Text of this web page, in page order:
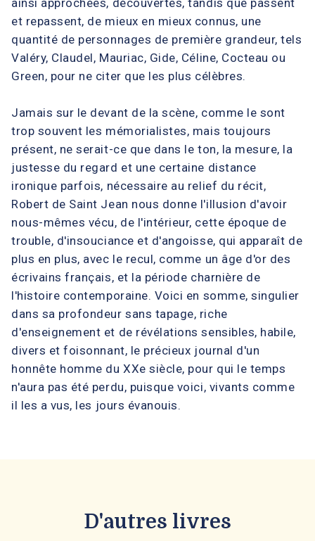
ainsi approchées, découvertes, tandis que passent
et repassent, de mieux en mieux connus, une
quantité de personnages de première grandeur, tels
Valéry, Claudel, Mauriac, Gide, Céline, Cocteau ou
Green, pour ne citer que les plus célèbres.
Jamais sur le devant de la scène, comme le sont
trop souvent les mémorialistes, mais toujours
présent, ne serait-ce que dans le ton, la mesure, la
justesse du regard et une certaine distance
ironique parfois, nécessaire au relief du récit,
Robert de Saint Jean nous donne l'illusion d'avoir
nous-mêmes vécu, de l'intérieur, cette époque de
trouble, d'insouciance et d'angoisse, qui apparaît de
plus en plus, avec le recul, comme un âge d'or des
écrivains français, et la période charnière de
l'histoire contemporaine. Voici en somme, singulier
dans sa profondeur sans tapage, riche
d'enseignement et de révélations sensibles, habile,
divers et foisonnant, le précieux journal d'un
honnête homme du XXe siècle, pour qui le temps
n'aura pas été perdu, puisque voici, vivants comme
il les a vus, les jours évanouis.
D'autres livres